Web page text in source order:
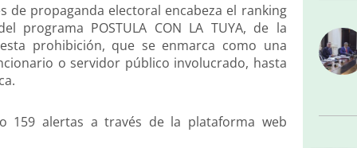
de propaganda electoral encabeza el ranking
POSTULA CON LA TUYA, de la
prohibición, que se enmarca como una
o servidor público involucrado, hasta
159 alertas a través de la plataforma web